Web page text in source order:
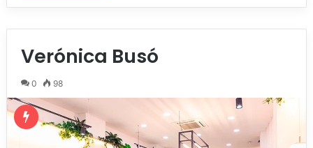
Verónica Busó
0 98